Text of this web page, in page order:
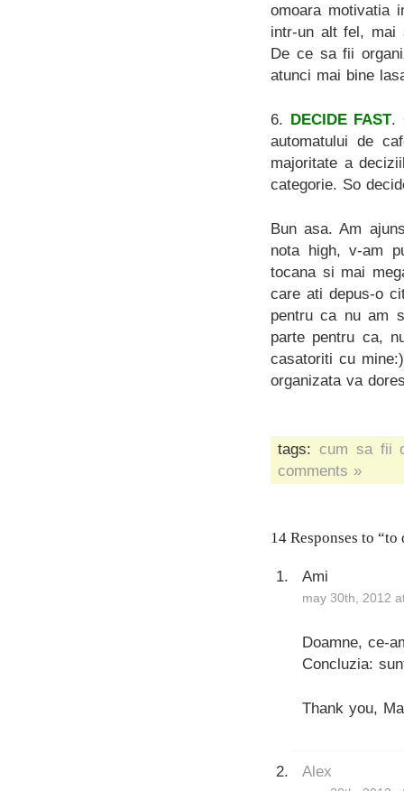
omoara motivatia
intr-un alt fel, mai
De ce sa fii
atunci mai bine
6. DECIDE FAST.
automatului de
majoritate a
categorie. So
Bun asa. Am
nota high, v-am
tocana si mai
care ati depus-o
pentru ca nu am
parte pentru ca,
casatoriti cu
organizata va
tags: cum sa fii
comments »
14 Responses to
Ami
may 30th, 2012
Doamne, ce-
Concluzia:
Thank you,
Alex